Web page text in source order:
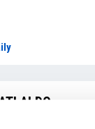
ALDO